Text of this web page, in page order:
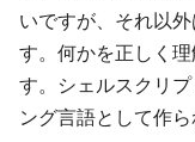
いですが、それ以
す。何かを正しく
す。シェルスクリ
ング言語として作ら